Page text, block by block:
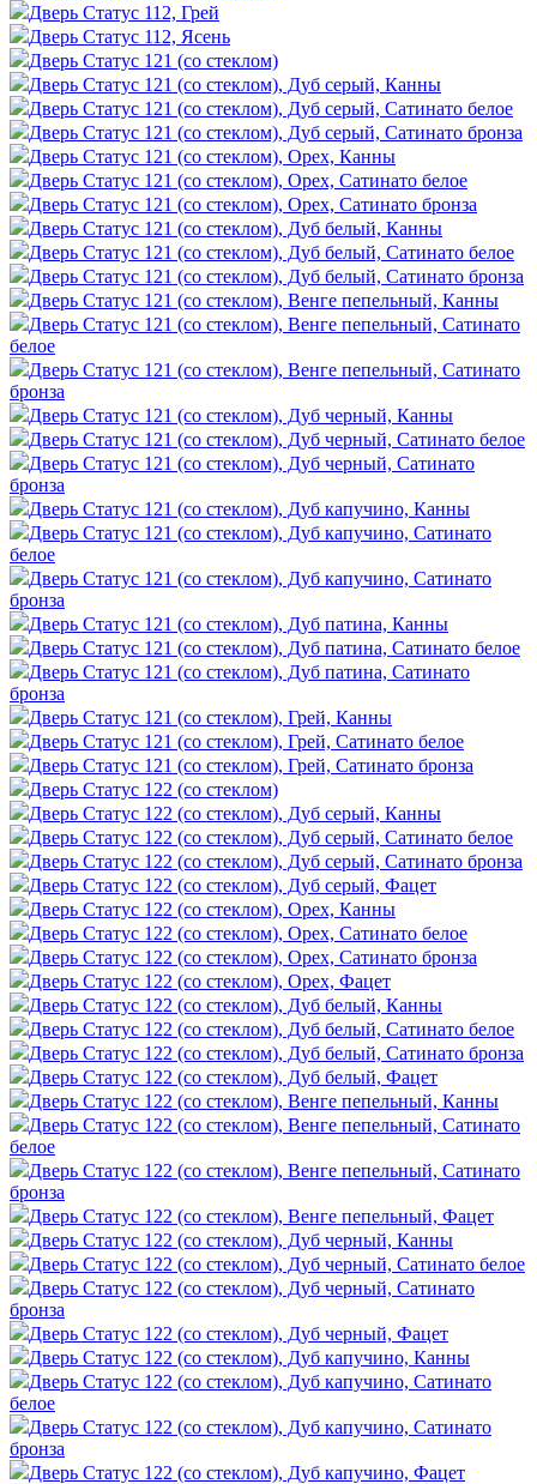
Дверь Статус 112, Грей
Дверь Статус 112, Ясень
Дверь Статус 121 (со стеклом)
Дверь Статус 121 (со стеклом), Дуб серый, Канны
Дверь Статус 121 (со стеклом), Дуб серый, Сатинато белое
Дверь Статус 121 (со стеклом), Дуб серый, Сатинато бронза
Дверь Статус 121 (со стеклом), Орех, Канны
Дверь Статус 121 (со стеклом), Орех, Сатинато белое
Дверь Статус 121 (со стеклом), Орех, Сатинато бронза
Дверь Статус 121 (со стеклом), Дуб белый, Канны
Дверь Статус 121 (со стеклом), Дуб белый, Сатинато белое
Дверь Статус 121 (со стеклом), Дуб белый, Сатинато бронза
Дверь Статус 121 (со стеклом), Венге пепельный, Канны
Дверь Статус 121 (со стеклом), Венге пепельный, Сатинато
белое
Дверь Статус 121 (со стеклом), Венге пепельный, Сатинато
бронза
Дверь Статус 121 (со стеклом), Дуб черный, Канны
Дверь Статус 121 (со стеклом), Дуб черный, Сатинато белое
Дверь Статус 121 (со стеклом), Дуб черный, Сатинато
бронза
Дверь Статус 121 (со стеклом), Дуб капучино, Канны
Дверь Статус 121 (со стеклом), Дуб капучино, Сатинато
белое
Дверь Статус 121 (со стеклом), Дуб капучино, Сатинато
бронза
Дверь Статус 121 (со стеклом), Дуб патина, Канны
Дверь Статус 121 (со стеклом), Дуб патина, Сатинато белое
Дверь Статус 121 (со стеклом), Дуб патина, Сатинато
бронза
Дверь Статус 121 (со стеклом), Грей, Канны
Дверь Статус 121 (со стеклом), Грей, Сатинато белое
Дверь Статус 121 (со стеклом), Грей, Сатинато бронза
Дверь Статус 122 (со стеклом)
Дверь Статус 122 (со стеклом), Дуб серый, Канны
Дверь Статус 122 (со стеклом), Дуб серый, Сатинато белое
Дверь Статус 122 (со стеклом), Дуб серый, Сатинато бронза
Дверь Статус 122 (со стеклом), Дуб серый, Фацет
Дверь Статус 122 (со стеклом), Орех, Канны
Дверь Статус 122 (со стеклом), Орех, Сатинато белое
Дверь Статус 122 (со стеклом), Орех, Сатинато бронза
Дверь Статус 122 (со стеклом), Орех, Фацет
Дверь Статус 122 (со стеклом), Дуб белый, Канны
Дверь Статус 122 (со стеклом), Дуб белый, Сатинато белое
Дверь Статус 122 (со стеклом), Дуб белый, Сатинато бронза
Дверь Статус 122 (со стеклом), Дуб белый, Фацет
Дверь Статус 122 (со стеклом), Венге пепельный, Канны
Дверь Статус 122 (со стеклом), Венге пепельный, Сатинато
белое
Дверь Статус 122 (со стеклом), Венге пепельный, Сатинато
бронза
Дверь Статус 122 (со стеклом), Венге пепельный, Фацет
Дверь Статус 122 (со стеклом), Дуб черный, Канны
Дверь Статус 122 (со стеклом), Дуб черный, Сатинато белое
Дверь Статус 122 (со стеклом), Дуб черный, Сатинато
бронза
Дверь Статус 122 (со стеклом), Дуб черный, Фацет
Дверь Статус 122 (со стеклом), Дуб капучино, Канны
Дверь Статус 122 (со стеклом), Дуб капучино, Сатинато
белое
Дверь Статус 122 (со стеклом), Дуб капучино, Сатинато
бронза
Дверь Статус 122 (со стеклом), Дуб капучино, Фацет